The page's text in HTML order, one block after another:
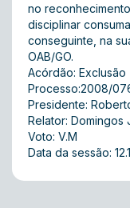
no
disciplinar
conseguinte, na
OAB/GO.
Acórdão: Exclusão
Processo:2008/
Presidente:
Relator: Domingos
Voto: V.M
Data da sessão: